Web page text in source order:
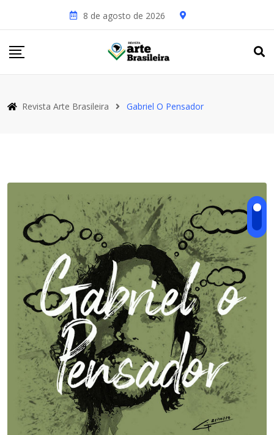
8 de agosto de 2026
Revista Arte Brasileira Gabriel O Pensador